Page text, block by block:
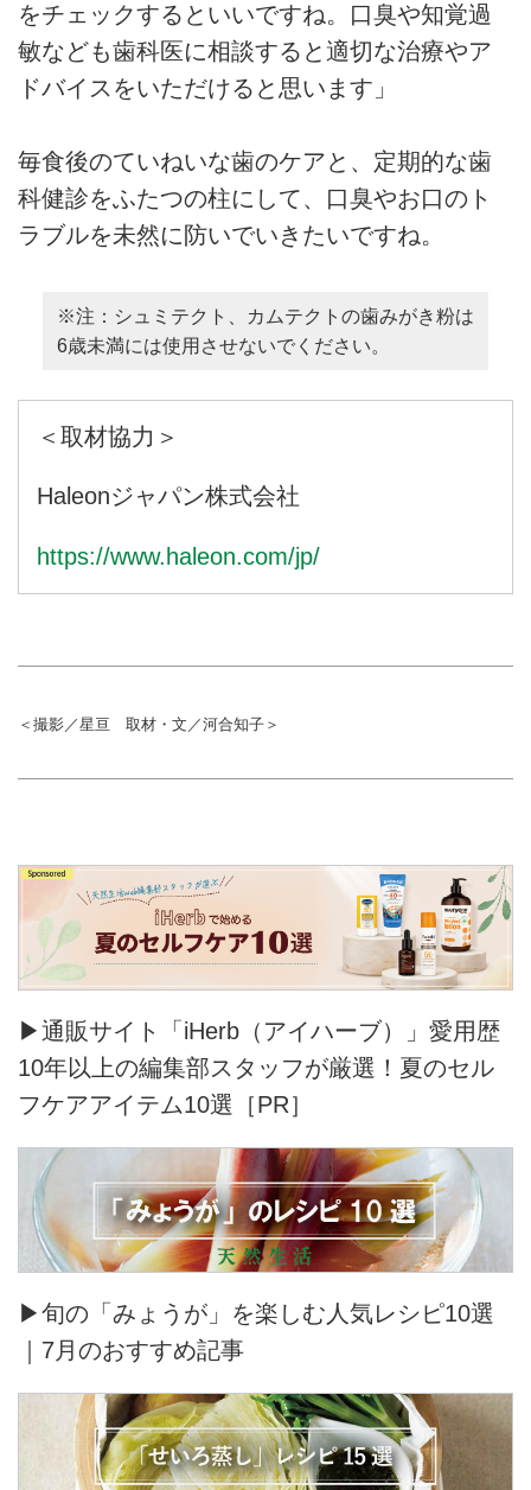
をチェックするといいですね。口臭や知覚過
敏なども歯科医に相談すると適切な治療やア
ドバイスをいただけると思います」
毎食後のていねいな歯のケアと、定期的な歯
科健診をふたつの柱にして、口臭やお口のト
ラブルを未然に防いでいきたいですね。
※注：シュミテクト、カムテクトの歯みがき粉は
6歳未満には使用させないでください。
＜取材協力＞
Haleonジャパン株式会社
https://www.haleon.com/jp/
＜撮影／星亘 取材・文／河合知子＞
▶通販サイト「iHerb（アイハーブ）」愛用歴
10年以上の編集部スタッフが厳選！夏のセル
フケアアイテム10選［PR］
▶旬の「みょうが」を楽しむ人気レシピ10選
｜7月のおすすめ記事